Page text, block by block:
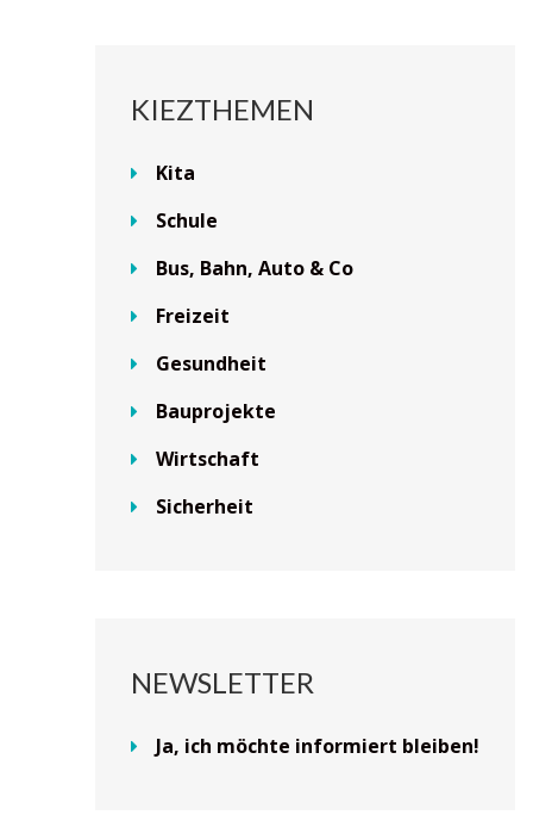
KIEZTHEMEN
Kita
Schule
Bus, Bahn, Auto & Co
Freizeit
Gesundheit
Bauprojekte
Wirtschaft
Sicherheit
NEWSLETTER
Ja, ich möchte informiert bleiben!